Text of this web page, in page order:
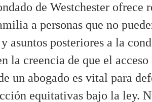
de Westchester ofrece
a personas que no
asuntos posteriores a la
la creencia de que el
un abogado es vital para
equitativas bajo la ley.